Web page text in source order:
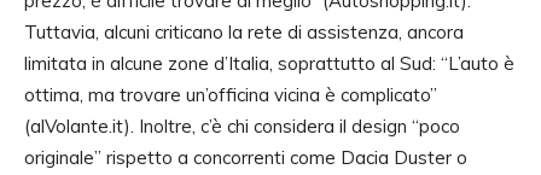
Tuttavia, alcuni criticano la rete di assistenza, ancora
limitata in alcune zone d’Italia, soprattutto al Sud: “L’auto è
ottima, ma trovare un’officina vicina è complicato”
(alVolante.it). Inoltre, c’è chi considera il design “poco
originale” rispetto a concorrenti come Dacia Duster o